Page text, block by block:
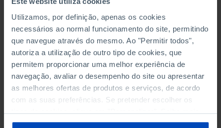
Utilizamos, por definição, apenas os cookies
necessários ao normal funcionamento do site, permitindo
que navegue através do mesmo. Ao "Permitir todos",
autoriza a utilização de outro tipo de cookies, que
permitem proporcionar uma melhor experiência de
navegação, avaliar o desempenho do site ou apresentar
as melhores ofertas de produtos e serviços, de acordo
com as suas preferências. Se pretender escolher os
tipos de cookies, clique em "Personalizar". Saiba mais
sobre cookies através da gestão de preferências ou da
DATA DE INÍCIO